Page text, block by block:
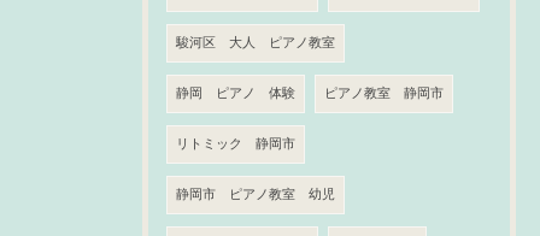
駿河区 大人 ピアノ教室
静岡 ピアノ 体験 ピアノ教室 静岡市
リトミック 静岡市
静岡市 ピアノ教室 幼児